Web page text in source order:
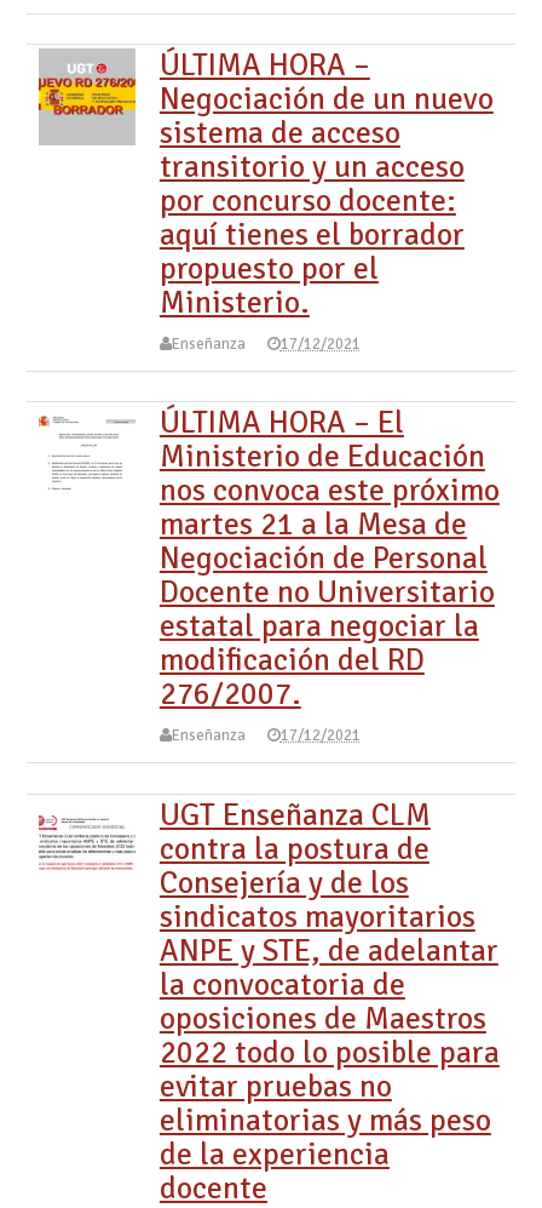
ÚLTIMA HORA –
Negociación de un nuevo
sistema de acceso
transitorio y un acceso
por concurso docente:
aquí tienes el borrador
propuesto por el
Ministerio.
Enseñanza 17/12/2021
ÚLTIMA HORA – El
Ministerio de Educación
nos convoca este próximo
martes 21 a la Mesa de
Negociación de Personal
Docente no Universitario
estatal para negociar la
modificación del RD
276/2007.
Enseñanza 17/12/2021
UGT Enseñanza CLM
contra la postura de
Consejería y de los
sindicatos mayoritarios
ANPE y STE, de adelantar
la convocatoria de
oposiciones de Maestros
2022 todo lo posible para
evitar pruebas no
eliminatorias y más peso
de la experiencia
docente